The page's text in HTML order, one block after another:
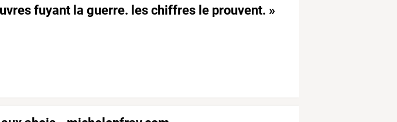
fuyant la guerre. les chiffres le prouvent. »